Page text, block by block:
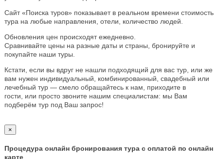
Сайт «Поиска туров» показывает в реальном времени стоимость
тура на любые направления, отели, количество людей.
Обновления цен происходят ежедневно.
Сравнивайте цены на разные даты и страны, бронируйте и
покупайте наши туры.
Кстати, если вы вдруг не нашли подходящий для вас тур, или же
вам нужен индивидуальный, комбинированный, свадебный или
лечебный тур — смело обращайтесь к нам, приходите в
гости, или просто звоните нашим специалистам: мы Вам
подберём тур под Ваш запрос!
×
Процедура онлайн бронирования тура с оплатой по онлайн
карте